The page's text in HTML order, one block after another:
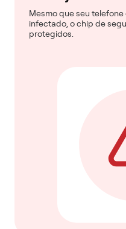
Mesmo que seu
infectado, o chip de
protegidos.